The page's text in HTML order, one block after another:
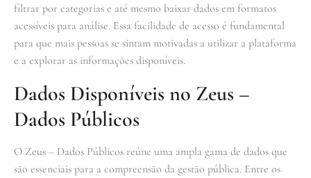
filtrar por categorias e até mesmo baixar dados em formatos
acessíveis para análise. Essa facilidade de acesso é fundamental
para que mais pessoas se sintam motivadas a utilizar a plataforma
e a explorar as informações disponíveis.
Dados Disponíveis no Zeus –
Dados Públicos
O Zeus – Dados Públicos reúne uma ampla gama de dados que
são essenciais para a compreensão da gestão pública. Entre os